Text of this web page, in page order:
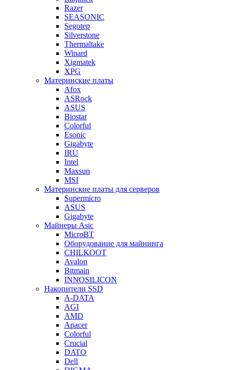
Razer
SEASONIC
Segotep
Silverstone
Thermaltake
Winard
Xigmatek
XPG
Материнские платы
Afox
ASRock
ASUS
Biostar
Colorful
Esonic
Gigabyte
IRU
Intel
Maxsun
MSI
Материнские платы для серверов
Supermicro
ASUS
Gigabyte
Майнеры Asic
MicroBT
Оборудование для майнинга
CHILKOOT
Avalon
Bitmain
INNOSILICON
Накопители SSD
A-DATA
AGI
AMD
Apacer
Colorful
Crucial
DATO
Dell